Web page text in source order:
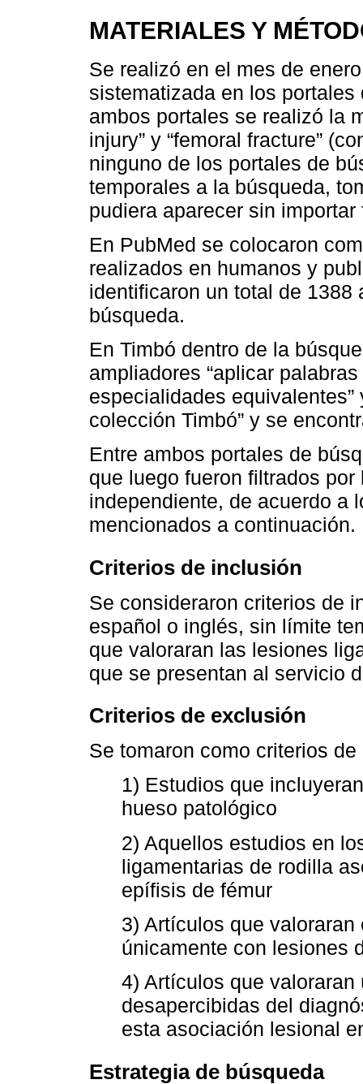
MATERIALES Y
Se realizó en el mes de
sistematizada en los
ambos portales se realizó la
injury” y “femoral fracture”
ninguno de los portales de
temporales a la búsqueda,
pudiera aparecer sin
En PubMed se colocaron
realizados en humanos y
identificaron un total de
búsqueda.
En Timbó dentro de la
ampliadores “aplicar
especialidades
colección Timbó” y se
Entre ambos portales de
que luego fueron filtrados
independiente, de acuerdo a
mencionados a continuación.
Criterios de inclusión
Se consideraron criterios de
español o inglés, sin límite
que valoraran las lesiones
que se presentan al servicio
Criterios de exclusión
Se tomaron como criterios
1) Estudios que
hueso patológico
2) Aquellos estudios en
ligamentarias de rodilla
epífisis de fémur
3) Artículos que
únicamente con lesiones
4) Artículos que
desapercibidas del
esta asociación lesional
Estrategia de búsqueda